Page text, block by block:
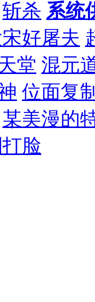
斩杀 系统
好屠夫
堂 混元
位面复
某美漫的
脸